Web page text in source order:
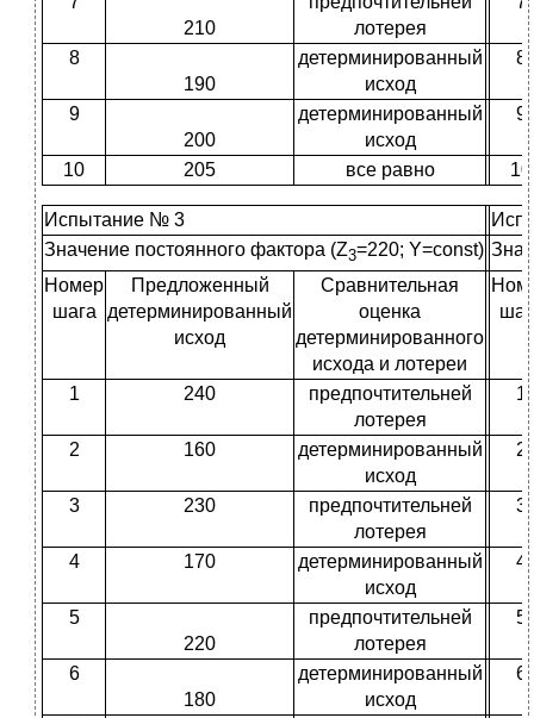
210
лотерея
8
190
детерминированный
исход
8
9
200
детерминированный
исход
9
10 205 все равно 10
Испытание № 3
Значение постоянного фактора (Z3=220; Y=const)
Номер
шага
Предложенный
детерминированный
исход
Сравнительная
оценка
детерминированного
исхода и лотереи
1 240
предпочтительней
лотерея
1
2 160
детерминированный
исход
2
3 230
предпочтительней
лотерея
3
4 170
детерминированный
исход
4
5
220
предпочтительней
лотерея
5
6
180
детерминированный
исход
6